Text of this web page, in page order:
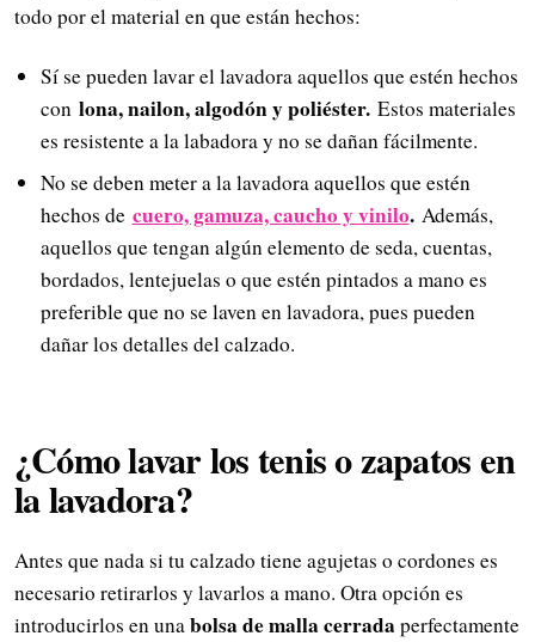
todo por el material en que están hechos:
Sí se pueden lavar el lavadora aquellos que estén hechos
con lona, nailon, algodón y poliéster. Estos materiales
es resistente a la labadora y no se dañan fácilmente.
No se deben meter a la lavadora aquellos que estén
hechos de cuero, gamuza, caucho y vinilo. Además,
aquellos que tengan algún elemento de seda, cuentas,
bordados, lentejuelas o que estén pintados a mano es
preferible que no se laven en lavadora, pues pueden
dañar los detalles del calzado.
¿Cómo lavar los tenis o zapatos en
la lavadora?
Antes que nada si tu calzado tiene agujetas o cordones es
necesario retirarlos y lavarlos a mano. Otra opción es
introducirlos en unabolsa de malla cerrada perfectamente